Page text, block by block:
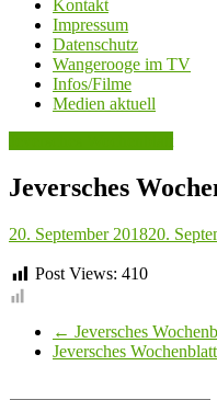
Kontakt
Impressum
Datenschutz
Wangerooge im TV
Infos/Filme
Medien aktuell
Jeversches
20. September 201820.
Post Views: 410
← Jeversches
Jeversches